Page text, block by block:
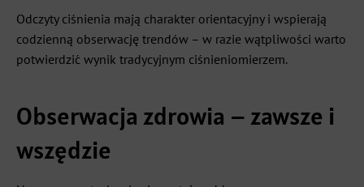
Odczyty ciśnienia mają charakter orientacyjny i wspierają
codzienną obserwację trendów – w razie wątpliwości warto
potwierdzić wynik tradycyjnym ciśnieniomierzem.
Obserwacja zdrowia – zawsze i
wszędzie